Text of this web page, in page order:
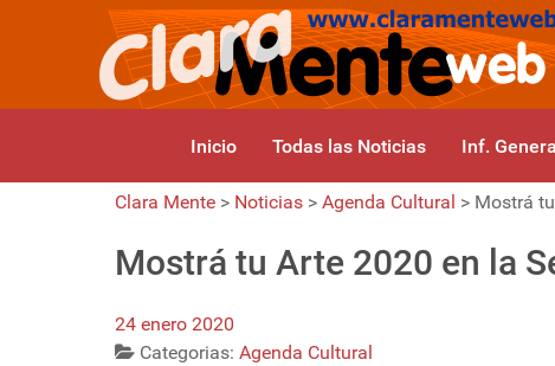
Inicio Todas las Noticias Inf. General
Clara Mente > Noticias > Agenda Cultural > Mostrá
Mostrá tu Arte 2020 en la
24 enero 2020
Categorias: Agenda Cultural